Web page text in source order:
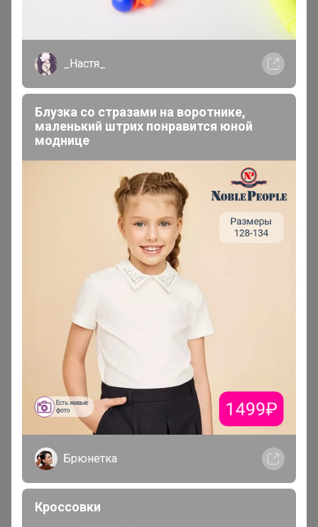
Кандидат в магистры
В теме "LЕА** ПРЕМИУМ БРЕНД** СВОБОДНЫЙ
14 марта, 2026 17:24
Светла@я , Добрый день! Когда откроете закупку?)
_Настя_
Блузка со стразами на воротнике,
маленький штрих понравится юной
моднице
Брюнетка
Кроссовки